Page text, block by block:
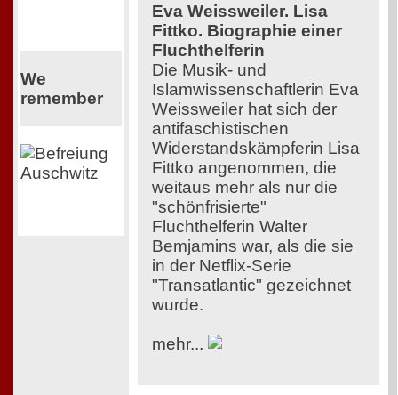
We
remember
Eva Weissweiler. Lisa
Fittko. Biographie einer
Fluchthelferin
Die Musik- und
Islamwissenschaftlerin Eva
Weissweiler hat sich der
antifaschistischen
Widerstandskämpferin Lisa
Fittko angenommen, die
weitaus mehr als nur die
"schönfrisierte"
Fluchthelferin Walter
Bemjamins war, als die sie
in der Netflix-Serie
"Transatlantic" gezeichnet
wurde.
mehr...